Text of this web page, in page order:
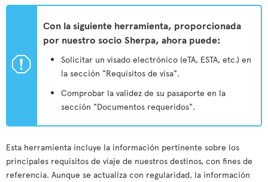
ü
Con la siguiente herramienta, proporcionada
por nuestro socio Sherpa, ahora puede:
Solicitar un visado electrónico (eTA, ESTA, etc.) en
la sección "Requisitos de visa".
Comprobar la validez de su pasaporte en la
sección "Documentos requeridos".
Esta herramienta incluye la información pertinente sobre los
principales requisitos de viaje de nuestros destinos, con fines de
referencia. Aunque se actualiza con regularidad, la información